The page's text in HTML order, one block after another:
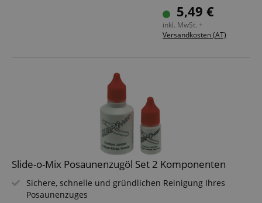
5,49 €
inkl. MwSt. +
Versandkosten (AT)
Slide-o-Mix Posaunenzugöl Set 2 Komponenten
Sichere, schnelle und gründlichen Reinigung Ihres
Posaunenzuges